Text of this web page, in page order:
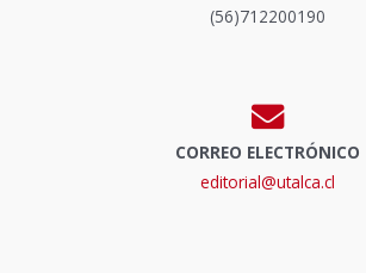
(56)712200190
CORREO ELECTRÓNICO
editorial@utalca.cl